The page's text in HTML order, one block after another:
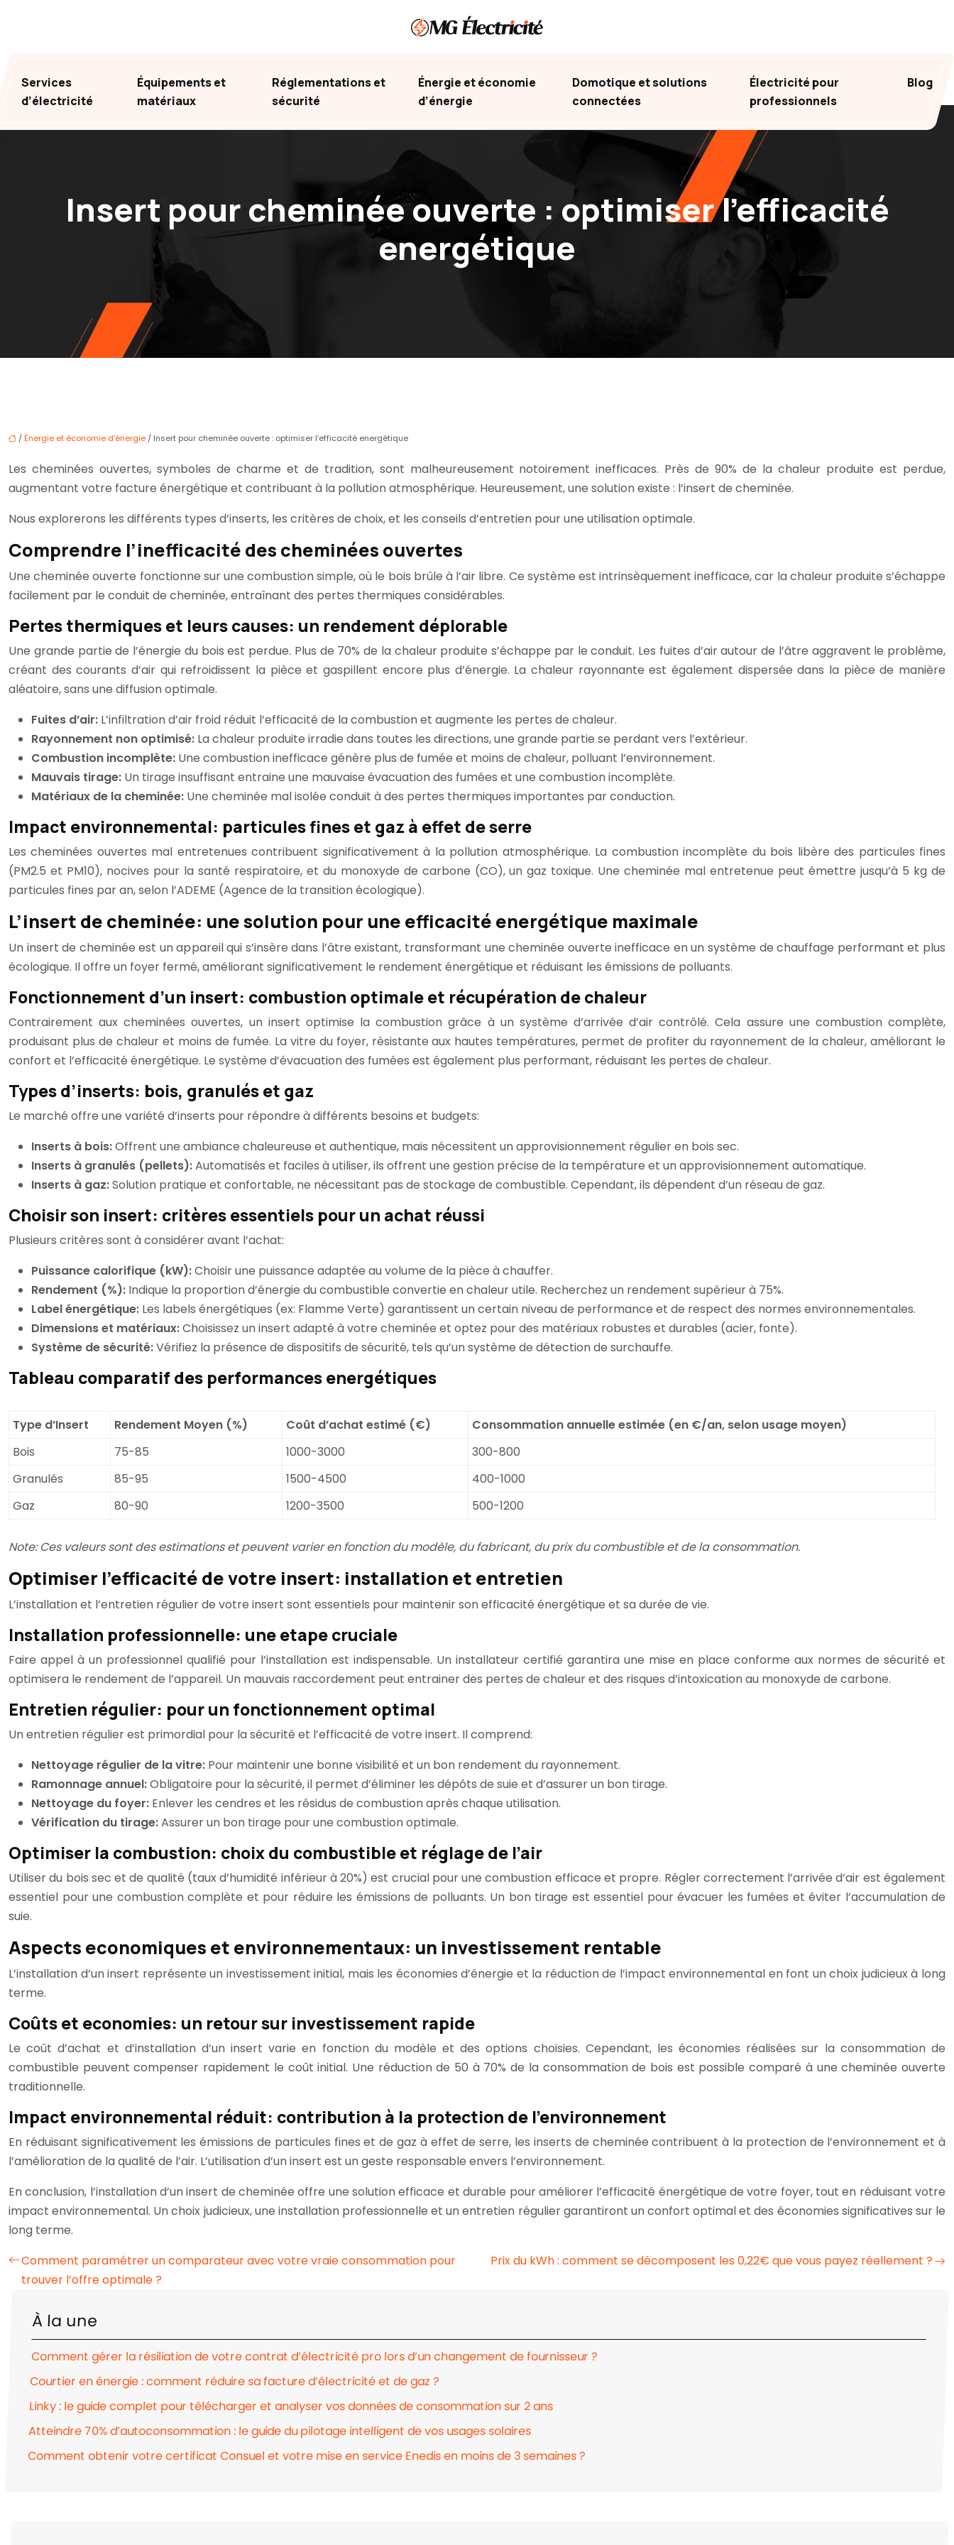
Services
d’électricité
Équipements et
matériaux
Réglementations et
sécurité
Énergie et économie
d’énergie
Domotique et solutions
connectées
Électricité pour
professionnels
Blog
Insert pour cheminée ouverte : optimiser l’efficacité
energétique
/ Énergie et économie d'énergie / Insert pour cheminée ouverte : optimiser l’efficacité energétique
Les cheminées ouvertes, symboles de charme et de tradition, sont malheureusement notoirement inefficaces. Près de 90% de la chaleur produite est perdue,
augmentant votre facture énergétique et contribuant à la pollution atmosphérique. Heureusement, une solution existe : l’insert de cheminée.
Nous explorerons les différents types d’inserts, les critères de choix, et les conseils d’entretien pour une utilisation optimale.
Comprendre l’inefficacité des cheminées ouvertes
Une cheminée ouverte fonctionne sur une combustion simple, où le bois brûle à l’air libre. Ce système est intrinsèquement inefficace, car la chaleur produite s’échappe
facilement par le conduit de cheminée, entraînant des pertes thermiques considérables.
Pertes thermiques et leurs causes: un rendement déplorable
Une grande partie de l’énergie du bois est perdue. Plus de 70% de la chaleur produite s’échappe par le conduit. Les fuites d’air autour de l’âtre aggravent le problème,
créant des courants d’air qui refroidissent la pièce et gaspillent encore plus d’énergie. La chaleur rayonnante est également dispersée dans la pièce de manière
aléatoire, sans une diffusion optimale.
Fuites d’air: L’infiltration d’air froid réduit l’efficacité de la combustion et augmente les pertes de chaleur.
Rayonnement non optimisé: La chaleur produite irradie dans toutes les directions, une grande partie se perdant vers l’extérieur.
Combustion incomplète: Une combustion inefficace génère plus de fumée et moins de chaleur, polluant l’environnement.
Mauvais tirage: Un tirage insuffisant entraine une mauvaise évacuation des fumées et une combustion incomplète.
Matériaux de la cheminée: Une cheminée mal isolée conduit à des pertes thermiques importantes par conduction.
Impact environnemental: particules fines et gaz à effet de serre
Les cheminées ouvertes mal entretenues contribuent significativement à la pollution atmosphérique. La combustion incomplète du bois libère des particules fines
(PM2.5 et PM10), nocives pour la santé respiratoire, et du monoxyde de carbone (CO), un gaz toxique. Une cheminée mal entretenue peut émettre jusqu’à 5 kg de
particules fines par an, selon l’ADEME (Agence de la transition écologique).
L’insert de cheminée: une solution pour une efficacité energétique maximale
Un insert de cheminée est un appareil qui s’insère dans l’âtre existant, transformant une cheminée ouverte inefficace en un système de chauffage performant et plus
écologique. Il offre un foyer fermé, améliorant significativement le rendement énergétique et réduisant les émissions de polluants.
Fonctionnement d’un insert: combustion optimale et récupération de chaleur
Contrairement aux cheminées ouvertes, un insert optimise la combustion grâce à un système d’arrivée d’air contrôlé. Cela assure une combustion complète,
produisant plus de chaleur et moins de fumée. La vitre du foyer, résistante aux hautes températures, permet de profiter du rayonnement de la chaleur, améliorant le
confort et l’efficacité énergétique. Le système d’évacuation des fumées est également plus performant, réduisant les pertes de chaleur.
Types d’inserts: bois, granulés et gaz
Le marché offre une variété d’inserts pour répondre à différents besoins et budgets:
Inserts à bois:Offrent une ambiance chaleureuse et authentique, mais nécessitent un approvisionnement régulier en bois sec.
Inserts à granulés (pellets):Automatisés et faciles à utiliser, ils offrent une gestion précise de la température et un approvisionnement automatique.
Inserts à gaz:Solution pratique et confortable, ne nécessitant pas de stockage de combustible. Cependant, ils dépendent d’un réseau de gaz.
Choisir son insert: critères essentiels pour un achat réussi
Plusieurs critères sont à considérer avant l’achat:
Puissance calorifique (kW):Choisir une puissance adaptée au volume de la pièce à chauffer.
Rendement (%): Indique la proportion d’énergie du combustible convertie en chaleur utile. Recherchez un rendement supérieur à 75%.
Label énergétique: Les labels énergétiques (ex: Flamme Verte) garantissent un certain niveau de performance et de respect des normes environnementales.
Dimensions et matériaux:Choisissez un insert adapté à votre cheminée et optez pour des matériaux robustes et durables (acier, fonte).
Système de sécurité:Vérifiez la présence de dispositifs de sécurité, tels qu’un système de détection de surchauffe.
Tableau comparatif des performances energétiques
Type d’Insert Rendement Moyen (%) Coût d’achat estimé (€)
Consommation annuelle estimée (en €/an, selon usage moyen)
Bois
75-85 1000-3000
300-800
Granulés
85-95 1500-4500
400-1000
Gaz
80-90 1200-3500 500-1200
Note: Ces valeurs sont des estimations et peuvent varier en fonction du modèle, du fabricant, du prix du combustible et de la consommation.
Optimiser l’efficacité de votre insert: installation et entretien
L’installation et l’entretien régulier de votre insert sont essentiels pour maintenir son efficacité énergétique et sa durée de vie.
Installation professionnelle: une etape cruciale
Faire appel à un professionnel qualifié pour l’installation est indispensable. Un installateur certifié garantira une mise en place conforme aux normes de sécurité et
optimisera le rendement de l’appareil. Un mauvais raccordement peut entrainer des pertes de chaleur et des risques d’intoxication au monoxyde de carbone.
Entretien régulier: pour un fonctionnement optimal
Un entretien régulier est primordial pour la sécurité et l’efficacité de votre insert. Il comprend:
Nettoyage régulier de la vitre: Pour maintenir une bonne visibilité et un bon rendement du rayonnement.
Ramonnage annuel:Obligatoire pour la sécurité, il permet d’éliminer les dépôts de suie et d’assurer un bon tirage.
Nettoyage du foyer: Enlever les cendres et les résidus de combustion après chaque utilisation.
Vérification du tirage:Assurer un bon tirage pour une combustion optimale.
Optimiser la combustion: choix du combustible et réglage de l’air
Utiliser du bois sec et de qualité (taux d’humidité inférieur à 20%) est crucial pour une combustion efficace et propre. Régler correctement l’arrivée d’air est également
essentiel pour une combustion complète et pour réduire les émissions de polluants. Un bon tirage est essentiel pour évacuer les fumées et éviter l’accumulation de
suie.
Aspects economiques et environnementaux: un investissement rentable
L’installation d’un insert représente un investissement initial, mais les économies d’énergie et la réduction de l’impact environnemental en font un choix judicieux à long
terme.
Coûts et economies: un retour sur investissement rapide
Le coût d’achat et d’installation d’un insert varie en fonction du modèle et des options choisies. Cependant, les économies réalisées sur la consommation de
combustible peuvent compenser rapidement le coût initial. Une réduction de 50 à 70% de la consommation de bois est possible comparé à une cheminée ouverte
traditionnelle.
Impact environnemental réduit: contribution à la protection de l’environnement
En réduisant significativement les émissions de particules fines et de gaz à effet de serre, les inserts de cheminée contribuent à la protection de l’environnement et à
l’amélioration de la qualité de l’air. L’utilisation d’un insert est un geste responsable envers l’environnement.
En conclusion, l’installation d’un insert de cheminée offre une solution efficace et durable pour améliorer l’efficacité énergétique de votre foyer, tout en réduisant votre
impact environnemental. Un choix judicieux, une installation professionnelle et un entretien régulier garantiront un confort optimal et des économies significatives sur le
long terme.
Comment paramétrer un comparateur avec votre vraie consommation pour
trouver l’offre optimale ?
Prix du kWh : comment se décomposent les 0,22€ que vous payez réellement ?
À la une
Comment gérer la résiliation de votre contrat d’électricité pro lors d’un changement de fournisseur ?
Courtier en énergie : comment réduire sa facture d’électricité et de gaz ?
Linky : le guide complet pour télécharger et analyser vos données de consommation sur 2 ans
Atteindre 70% d’autoconsommation : le guide du pilotage intelligent de vos usages solaires
Comment obtenir votre certificat Consuel et votre mise en service Enedis en moins de 3 semaines ?